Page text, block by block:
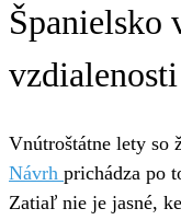
Španielsko
vzdialenosti
Vnútroštátne lety so
Návrh prichádza po
Zatiaľ nie je jasné,